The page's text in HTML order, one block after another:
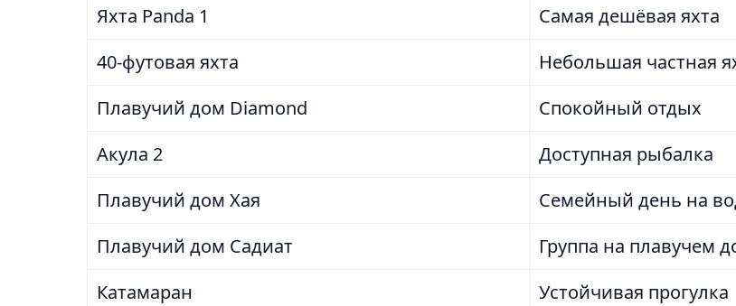
Яхта Panda 1
Самая дешёвая яхта
40-футовая яхта
Небольшая частная
Плавучий дом Diamond
Спокойный отдых
Акула 2
Доступная рыбалка
Плавучий дом Хая
Семейный день на
Плавучий дом Садиат
Группа на плавучем
Катамаран
Устойчивая прогулка